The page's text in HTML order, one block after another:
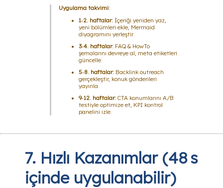
Uygulama takvimi:
1‑2. haftalar: İçeriği yeniden yaz,
yeni bölümleri ekle, Mermaid
diyagramını yerleştir.
3‑4. haftalar: FAQ & HowTo
şemalarını devreye al, meta etiketleri
güncelle.
5‑8. haftalar: Backlink outreach
gerçekleştir, konuk gönderileri
yayınla.
9‑12. haftalar: CTA konumlarını A/B
testiyle optimize et, KPI kontrol
panelini izle.
7. Hızlı Kazanımlar (48 s
içinde uygulanabilir)